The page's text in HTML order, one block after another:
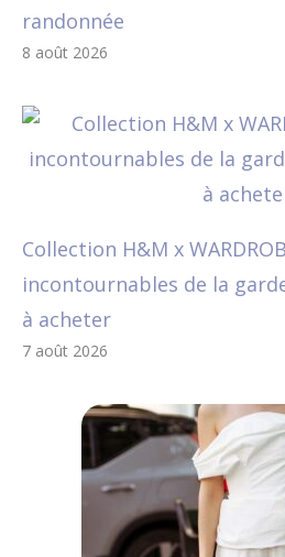
randonnée
8 août 2026
Collection H&M x
incontournables de la
à acheter
7 août 2026